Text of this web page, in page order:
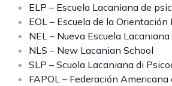
ELP – Escuela Lacaniana de
EOL – Escuela de la
NEL – Nueva Escuela Lacaniana
NLS – New Lacanian School
SLP – Scuola Lacaniana di
FAPOL – Federación Americana